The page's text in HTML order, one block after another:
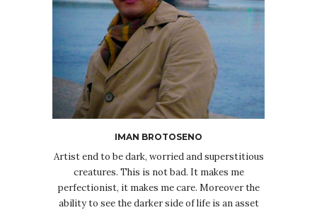
IMAN BROTOSENO
Artist end to be dark, worried and superstitious
creatures. This is not bad. It makes me
perfectionist, it makes me care. Moreover the
ability to see the darker side of life is an asset